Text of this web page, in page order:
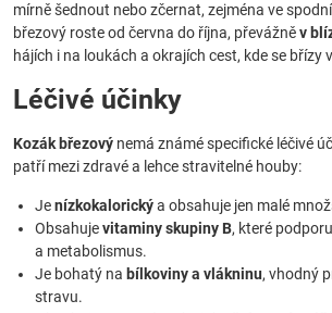
mírně šednout nebo zčernat, zejména ve
březový roste od června do října, převážněv
hájích i na loukách a okrajích cest, kde se břízy
Léčivé účinky
Kozák březový nemá známé specifické léčivé
patří mezi zdravé a lehce stravitelné houby:
Jenízkokalorickýa obsahuje jen malé
Obsahujevitaminy skupiny B, které
a metabolismus.
Je bohatý na bílkoviny a vlákninu, vhodný
stravu.